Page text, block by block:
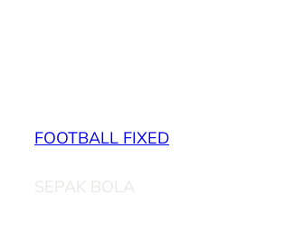
FOOTBALL FIXED
SEPAK BOLA